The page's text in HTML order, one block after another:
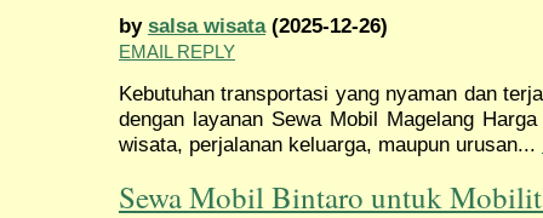
by salsa wisata(2025-12-26)
EMAIL REPLY
Kebutuhan transportasi yang nyaman dan
dengan layanan Sewa Mobil Magelang
wisata, perjalanan keluarga, maupun urusan...
Sewa Mobil Bintaro untuk